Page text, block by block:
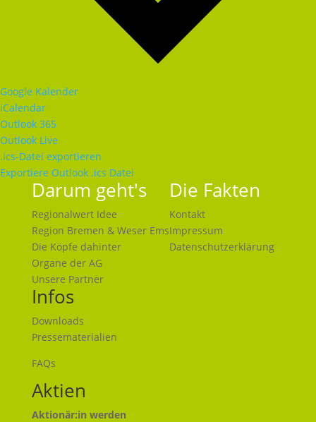
Google Kalender
iCalendar
Outlook 365
Outlook Live
.ics-Datei exportieren
Exportiere Outlook .ics Datei
Darum geht's
Regionalwert Idee
Region Bremen & Weser Ems
Die Köpfe dahinter
Organe der AG
Unsere Partner
Die Fakten
Kontakt
Impressum
Datenschutzerklärung
Infos
Downloads
Pressematerialien
FAQs
Aktien
Aktionär:in werden